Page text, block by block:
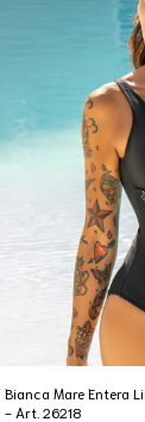
Bianca Mare Entera
- Art. 26218